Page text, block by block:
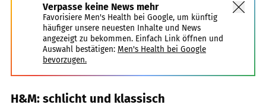
Verpasse keine News mehr
Favorisiere Men's Health bei Google, um künftig
häufiger unsere neuesten Inhalte und News
angezeigt zu bekommen. Einfach Link öffnen und
Auswahl bestätigen: Men's Health bei Google
bevorzugen.
H&M: schlicht und klassisch